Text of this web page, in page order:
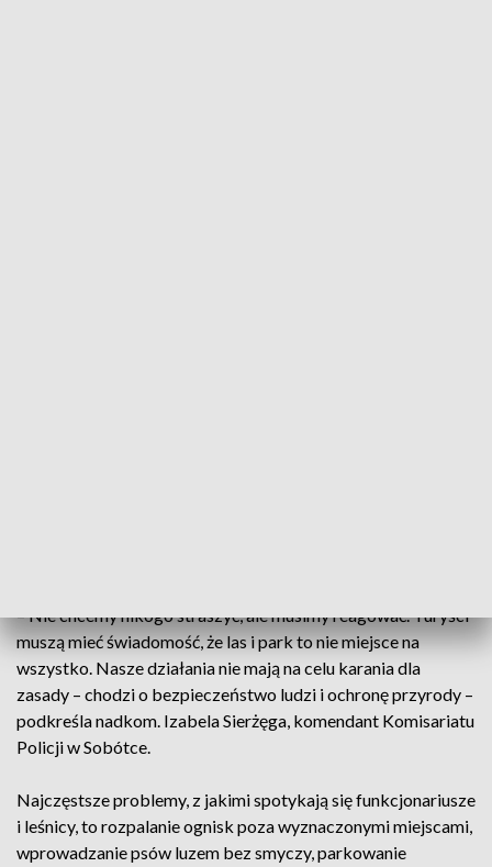
– Nie chcemy nikogo straszyć, ale musimy reagować. Turyści
muszą mieć świadomość, że las i park to nie miejsce na
wszystko. Nasze działania nie mają na celu karania dla
zasady – chodzi o bezpieczeństwo ludzi i ochronę przyrody –
podkreśla nadkom. Izabela Sierżęga, komendant Komisariatu
Policji w Sobótce.
Najczęstsze problemy, z jakimi spotykają się funkcjonariusze
i leśnicy, to rozpalanie ognisk poza wyznaczonymi miejscami,
wprowadzanie psów luzem bez smyczy, parkowanie